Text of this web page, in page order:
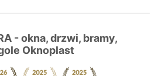
- okna, drzwi, bramy,
Oknoplast